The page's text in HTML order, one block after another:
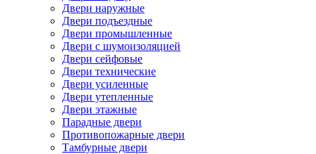
Двери наружные
Двери подъездные
Двери промышленные
Двери с шумоизоляцией
Двери сейфовые
Двери технические
Двери усиленные
Двери утепленные
Двери этажные
Парадные двери
Противопожарные двери
Тамбурные двери